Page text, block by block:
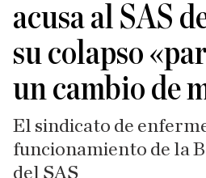
acusa al SAS
su colapso
un cambio de
El sindicato de
funcionamiento de la
del SAS